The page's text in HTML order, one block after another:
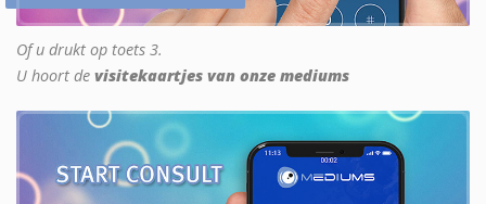
Of u drukt op toets 3.
U hoort de visitekaartjes van onze mediums